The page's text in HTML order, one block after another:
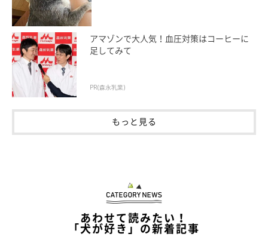
性格は小さい頃から変わらず
アマゾンで大人気！血圧対策はコーヒーに
足してみて
PR(森永乳業)
もっと見る
あわせて読みたい！
「犬が好き」の新着記事